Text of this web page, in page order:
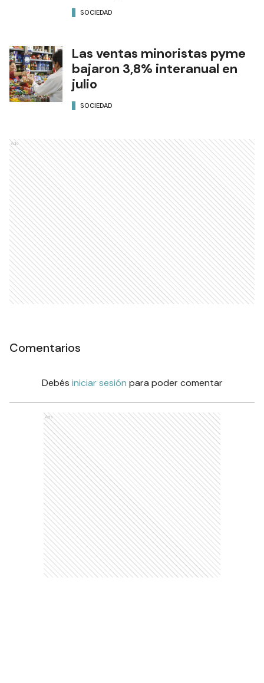
SOCIEDAD
Las ventas minoristas pyme
bajaron 3,8% interanual en
julio
SOCIEDAD
Ads
Comentarios
Debés iniciar sesión para poder comentar
Ads